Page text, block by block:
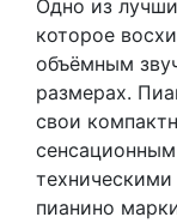
Одно из
которое
объёмным
размерах.
свои
пианино